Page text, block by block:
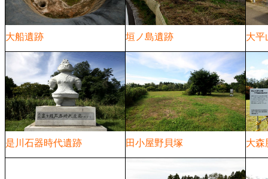
大船遺跡 垣ノ島遺跡 大平
是川石器時代遺跡 田小屋野貝塚 大森